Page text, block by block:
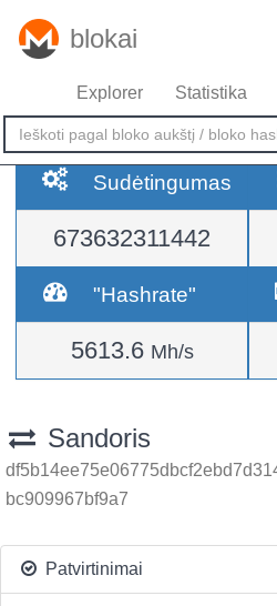
blokai
Explorer Statistika
Sudėtingumas
673632311442
"Hashrate"
5613.6 Mh/s
Sandoris
bc909967bf9a7
Patvirtinimai